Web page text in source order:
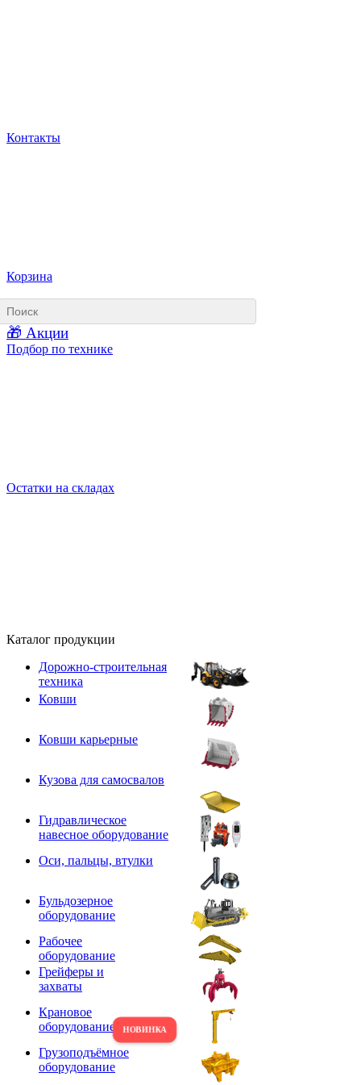
Контакты
Корзина
🎁 Акции
Подбор по технике
Остатки на складах
Каталог продукции
Дорожно-строительная
техника
Ковши
Ковши карьерные
Кузова для самосвалов
Гидравлическое
навесное оборудование
Оси, пальцы, втулки
Бульдозерное
оборудование
Рабочее
оборудование
Грейферы и
захваты
Крановое
оборудование
Грузоподъёмное
оборудование